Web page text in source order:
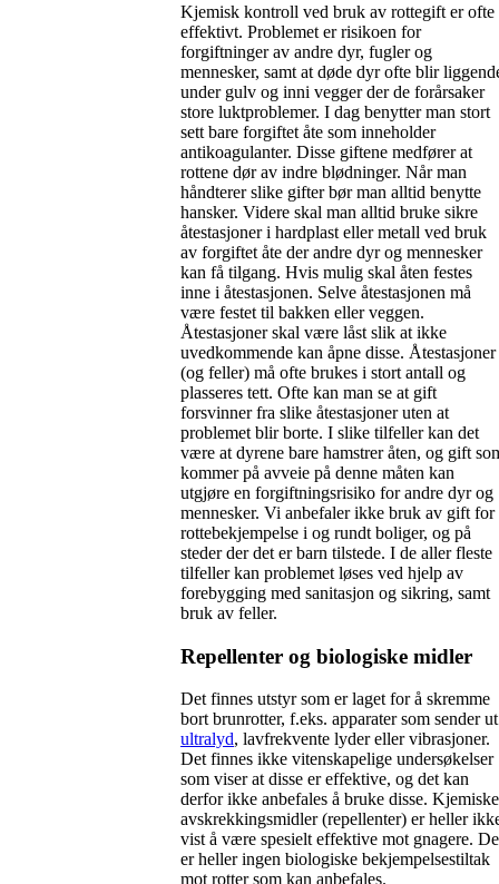
Kjemisk kontroll ved bruk av rottegift er ofte
effektivt. Problemet er risikoen for
forgiftninger av andre dyr, fugler og
mennesker, samt at døde dyr ofte blir
under gulv og inni vegger der de forårsaker
store luktproblemer. I dag benytter man stort
sett bare forgiftet åte som inneholder
antikoagulanter. Disse giftene medfører at
rottene dør av indre blødninger. Når man
håndterer slike gifter bør man alltid benytte
hansker. Videre skal man alltid bruke sikre
åtestasjoner i hardplast eller metall ved bruk
av forgiftet åte der andre dyr og mennesker
kan få tilgang. Hvis mulig skal åten festes
inne i åtestasjonen. Selve åtestasjonen må
være festet til bakken eller veggen.
Åtestasjoner skal være låst slik at ikke
uvedkommende kan åpne disse. Åtestasjoner
(og feller) må ofte brukes i stort antall og
plasseres tett. Ofte kan man se at gift
forsvinner fra slike åtestasjoner uten at
problemet blir borte. I slike tilfeller kan det
være at dyrene bare hamstrer åten, og gift
kommer på avveie på denne måten kan
utgjøre en forgiftningsrisiko for andre dyr og
mennesker. Vi anbefaler ikke bruk av gift for
rottebekjempelse i og rundt boliger, og på
steder der det er barn tilstede. I de aller fleste
tilfeller kan problemet løses ved hjelp av
forebygging med sanitasjon og sikring, samt
bruk av feller.
Repellenter og biologiske midler
Det finnes utstyr som er laget for å skremme
bort brunrotter, f.eks. apparater som sender ut
ultralyd, lavfrekvente lyder eller vibrasjoner.
Det finnes ikke vitenskapelige undersøkelser
som viser at disse er effektive, og det kan
derfor ikke anbefales å bruke disse. Kjemiske
avskrekkingsmidler (repellenter) er heller
vist å være spesielt effektive mot gnagere.
er heller ingen biologiske bekjempelsestiltak
mot rotter som kan anbefales.